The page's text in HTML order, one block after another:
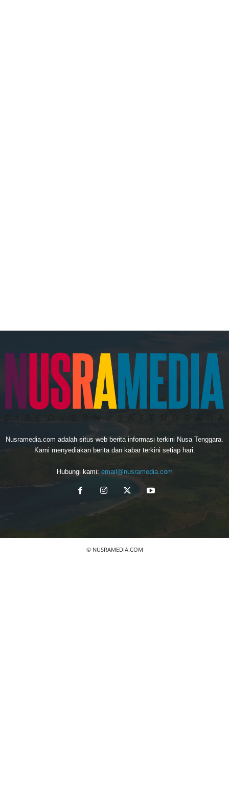
Nusramedia.com adalah situs web berita informasi terkini Nusa Tenggara.
Kami menyediakan berita dan kabar terkini setiap hari.
Hubungi kami: email@nusramedia.com
© NUSRAMEDIA.COM